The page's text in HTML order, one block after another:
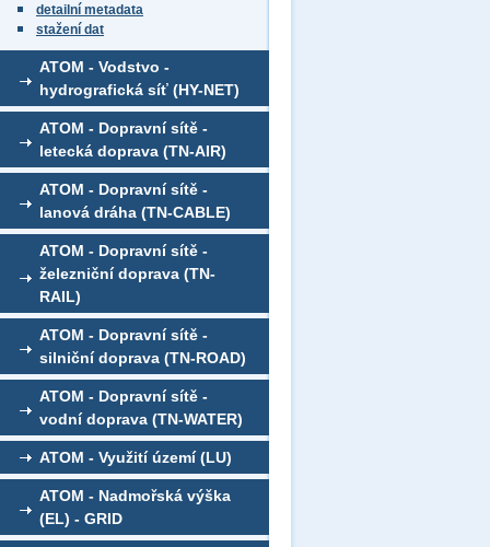
detailní metadata
stažení dat
ATOM - Vodstvo -
hydrografická síť (HY-NET)
ATOM - Dopravní sítě -
letecká doprava (TN-AIR)
ATOM - Dopravní sítě -
lanová dráha (TN-CABLE)
ATOM - Dopravní sítě -
železniční doprava (TN-
RAIL)
ATOM - Dopravní sítě -
silniční doprava (TN-ROAD)
ATOM - Dopravní sítě -
vodní doprava (TN-WATER)
ATOM - Využití území (LU)
ATOM - Nadmořská výška
(EL) - GRID